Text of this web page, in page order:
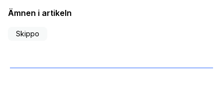
Ämnen i artikeln
Skippo